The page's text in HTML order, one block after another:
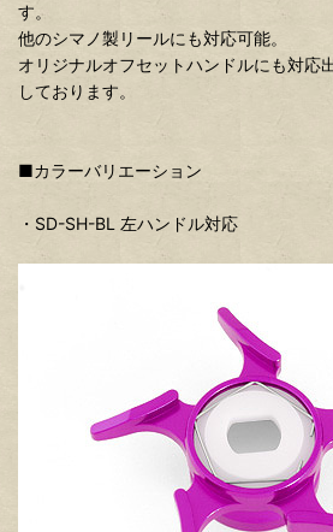
す。
他のシマノ製リールにも対応可能。
オリジナルオフセットハンドルにも対応
しております。
■カラーバリエーション
・SD-SH-BL 左ハンドル対応